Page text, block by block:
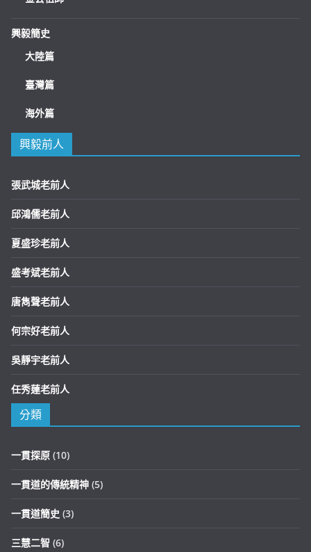
興毅簡史
大陸篇
臺灣篇
海外篇
興毅前人
張武城老前人
邱鴻儒老前人
夏盛珍老前人
盛考斌老前人
唐雋聲老前人
何宗好老前人
吳靜宇老前人
任秀蓮老前人
分類
一貫探原 (10)
一貫道的傳統精神 (5)
一貫道簡史 (3)
三慧二智 (6)